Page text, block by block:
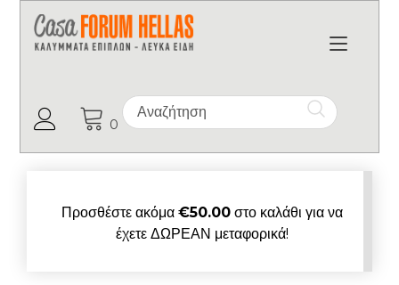
Ο Λογαριασμός μου
0
Προσθέστε ακόμα €50.00στο καλάθι για να
έχετε ΔΩΡΕΑΝ μεταφορικά!